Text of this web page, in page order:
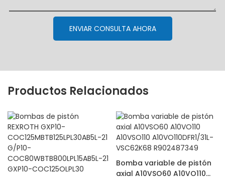
ENVIAR CONSULTA AHORA
Productos Relacionados
Bomba variable de pistón
axial A10VSO60 A10VO110